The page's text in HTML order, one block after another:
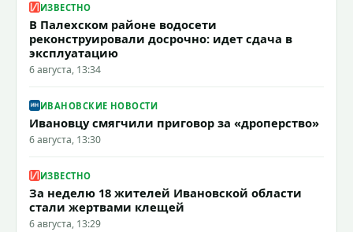
ИЗВЕСТНО
В Палехском районе водосети
реконструировали досрочно: идет сдача в
эксплуатацию
6 августа, 13:34
ИВАНОВСКИЕ НОВОСТИ
Ивановцу смягчили приговор за «дроперство»
6 августа, 13:30
ИЗВЕСТНО
За неделю 18 жителей Ивановской области
стали жертвами клещей
6 августа, 13:29